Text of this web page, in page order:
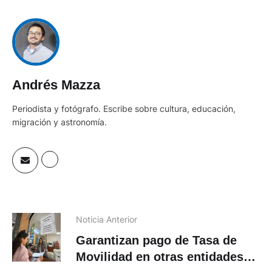
Andrés Mazza
Periodista y fotógrafo. Escribe sobre cultura, educación,
migración y astronomía.
Noticia Anterior
Garantizan pago de Tasa de
Movilidad en otras entidades